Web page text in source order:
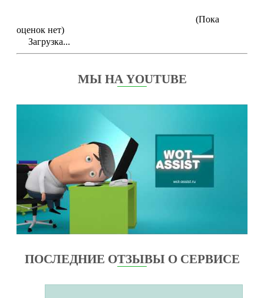
(Пока
оценок нет)
Загрузка...
МЫ НА YOUTUBE
ПОСЛЕДНИЕ ОТЗЫВЫ О СЕРВИСЕ